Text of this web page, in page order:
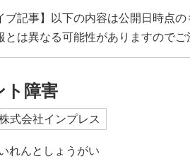
ブ記事】以下の内容は公開日時点の
とは異なる可能性がありますのでご
ト障害
式会社インプレス
れんとしょうがい